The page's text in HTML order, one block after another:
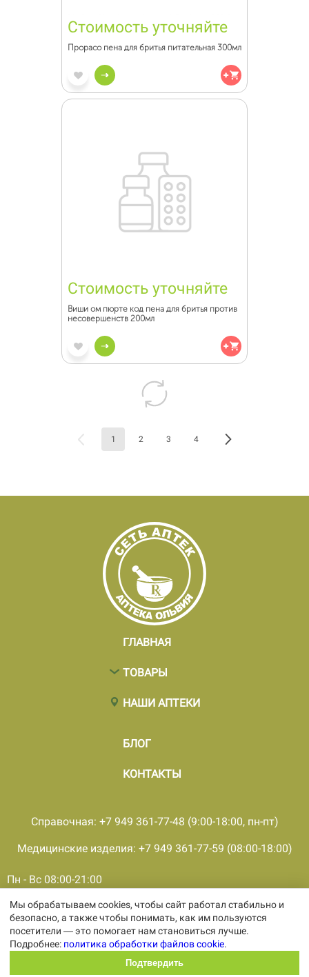
Стоимость уточняйте
Прорасо пена для бритья питательная 300мл
Стоимость уточняйте
Виши ом пюрте код пена для бритья против
несовершенств 200мл
1 2 3 4
ГЛАВНАЯ
ТОВАРЫ
НАШИ АПТЕКИ
БЛОГ
КОНТАКТЫ
Пн - Вс 08:00-21:00
Справочная: +7 949 361-77-48 (9:00-18:00, пн-пт)
Медицинские изделия: +7 949 361-77-59 (08:00-18:00)
© 2001 - 2026, все права защищены, ООО «ПКМФ «Ольвия-
Мединвест», ИНН 9308009362 КПП 930301001
Политика конфиденциальности
Политика обработки персональных
Политика обработки файлов cookie
Мы обрабатываем cookies, чтобы сайт работал стабильно и
безопасно, а также чтобы понимать, как им пользуются
посетители — это помогает нам становиться лучше.
Подробнее: политика обработки файлов cookie.
Подтвердить